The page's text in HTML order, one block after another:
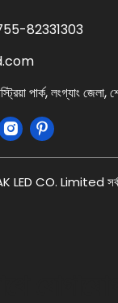
82331303
পার্ক, লংগ্যাং জেলা,
LED CO. Limited